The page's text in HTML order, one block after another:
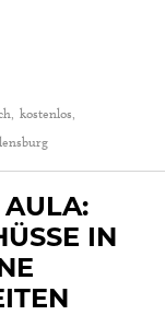
kostenlos,
AULA:
IN